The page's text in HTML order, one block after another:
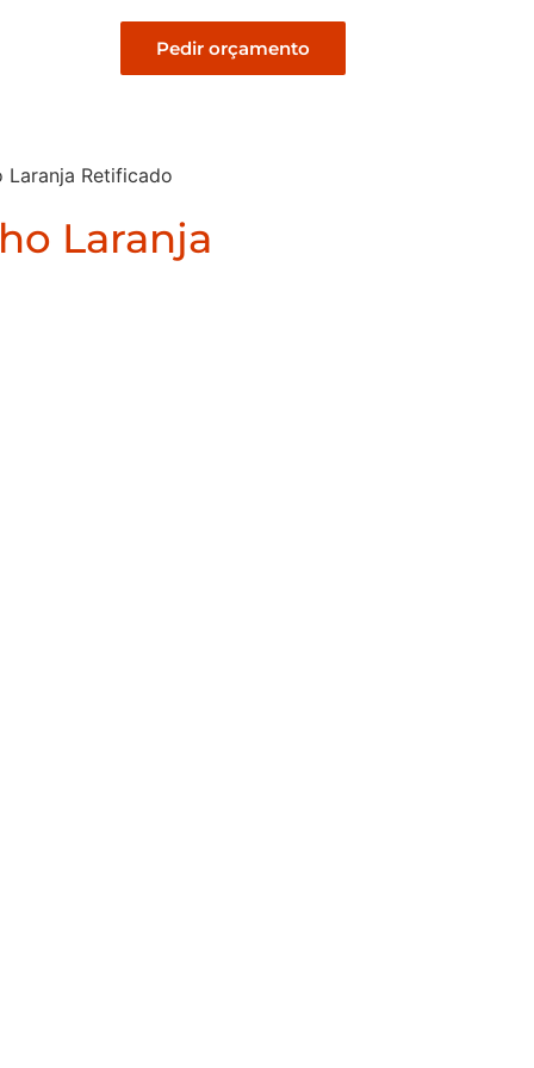
Pedir orçamento
Retificado
Laranja